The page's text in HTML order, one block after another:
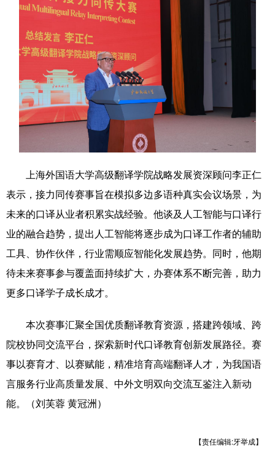
上海外国语大学高级翻译学院战略发展资深顾问李正仁
表示，接力同传赛事旨在模拟多边多语种真实会议场景，为
未来的口译从业者积累实战经验。他谈及人工智能与口译行
业的融合趋势，提出人工智能将逐步成为口译工作者的辅助
工具、协作伙伴，行业需顺应智能化发展趋势。同时，他期
待未来赛事参与覆盖面持续扩大，办赛体系不断完善，助力
更多口译学子成长成才。
本次赛事汇聚全国优质翻译教育资源，搭建跨领域、跨
院校协同交流平台，探索新时代口译教育创新发展路径。赛
事以赛育才、以赛赋能，精准培育高端翻译人才，为我国语
言服务行业高质量发展、中外文明双向交流互鉴注入新动
能。（刘芙蓉 黄冠洲）
【责任编辑:牙举成】